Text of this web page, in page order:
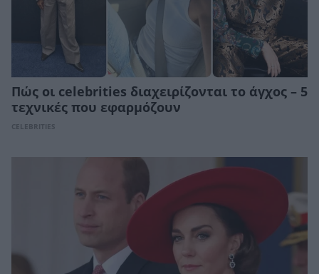
Πώς οι celebrities διαχειρίζονται το άγχος – 5
τεχνικές που εφαρμόζουν
CELEBRITIES